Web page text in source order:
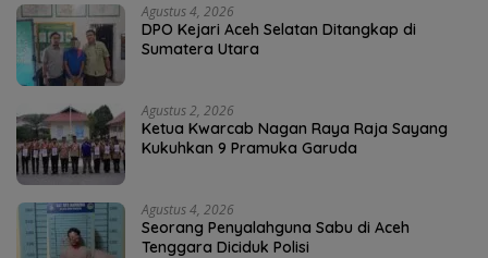
Agustus 4, 2026
DPO Kejari Aceh Selatan Ditangkap di
Sumatera Utara
Agustus 2, 2026
Ketua Kwarcab Nagan Raya Raja Sayang
Kukuhkan 9 Pramuka Garuda
Agustus 4, 2026
Seorang Penyalahguna Sabu di Aceh
Tenggara Diciduk Polisi